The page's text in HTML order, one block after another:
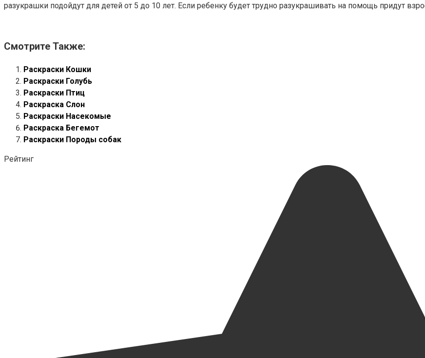
разукрашки подойдут для детей от 5 до 10 лет. Если ребенку будет трудно разукрашивать на помощь придут
Смотрите Также:
Раскраски Кошки
Раскраски Голубь
Раскраски Птиц
Раскраска Слон
Раскраски Насекомые
Раскраска Бегемот
Раскраски Породы собак
Рейтинг